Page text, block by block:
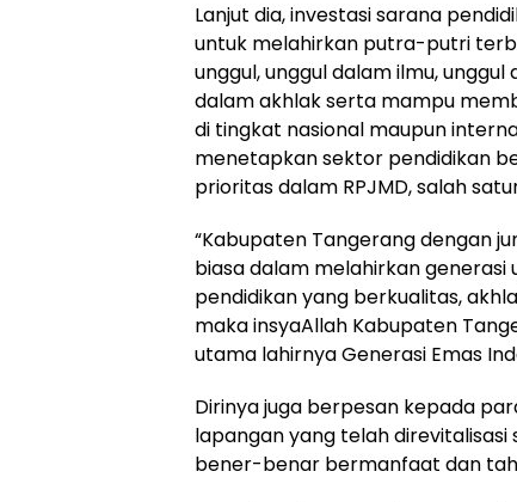
Lanjut dia, investasi sarana
untuk melahirkan putra-putri
unggul, unggul dalam ilmu,
dalam akhlak serta mampu
di tingkat nasional maupun
menetapkan sektor pendidikan
prioritas dalam RPJMD, salah
“Kabupaten Tangerang dengan
biasa dalam melahirkan generasi
pendidikan yang berkualitas,
maka insyaAllah Kabupaten
utama lahirnya Generasi Emas
Dirinya juga berpesan kepada
lapangan yang telah
bener-benar bermanfaat dan